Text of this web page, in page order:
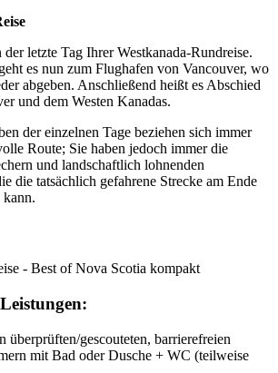
letzte Tag Ihrer Westkanada-Rundreise.
es nun zum Flughafen von Vancouver, wo
abgeben. Anschließend heißt es Abschied
und dem Westen Kanadas.
der einzelnen Tage beziehen sich immer
Route; Sie haben jedoch immer die
und landschaftlich lohnenden
die tatsächlich gefahrene Strecke am Ende
kann.
überprüften/gescouteten, barrierefreien
mit Bad oder Dusche + WC (teilweise